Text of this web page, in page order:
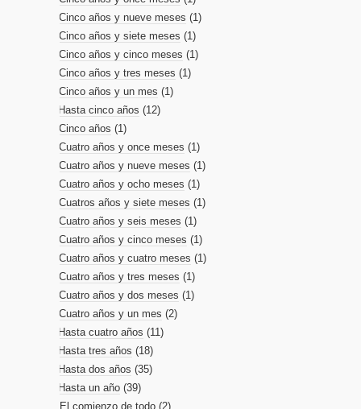
Cinco años y nueve meses (1)
Cinco años y siete meses (1)
Cinco años y cinco meses (1)
Cinco años y tres meses (1)
Cinco años y un mes (1)
Hasta cinco años (12)
Cinco años (1)
Cuatro años y once meses (1)
Cuatro años y nueve meses (1)
Cuatro años y ocho meses (1)
Cuatros años y siete meses (1)
Cuatro años y seis meses (1)
Cuatro años y cinco meses (1)
Cuatro años y cuatro meses (1)
Cuatro años y tres meses (1)
Cuatro años y dos meses (1)
Cuatro años y un mes (2)
Hasta cuatro años (11)
Hasta tres años (18)
Hasta dos años (35)
Hasta un año (39)
El comienzo de todo (2)